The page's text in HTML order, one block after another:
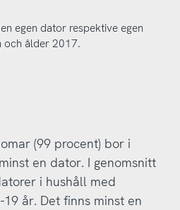
egen dator respektive egen
och ålder 2017.
(99 procent) bor i
en dator. I genomsnitt
i hushåll med
år. Det finns minst en